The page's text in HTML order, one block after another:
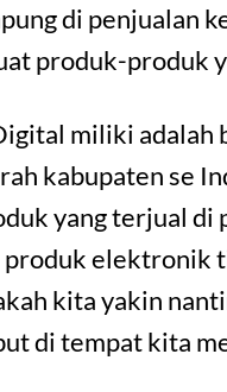
di penjualan
produk-produk
miliki
kabupaten se
yang terjual di
elektronik
kita yakin
di tempat kita